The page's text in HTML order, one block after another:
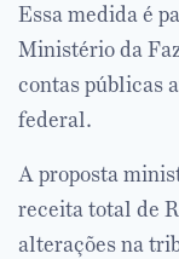
Essa medida é
Ministério da
contas públicas
federal.
A proposta
receita total de
alterações na